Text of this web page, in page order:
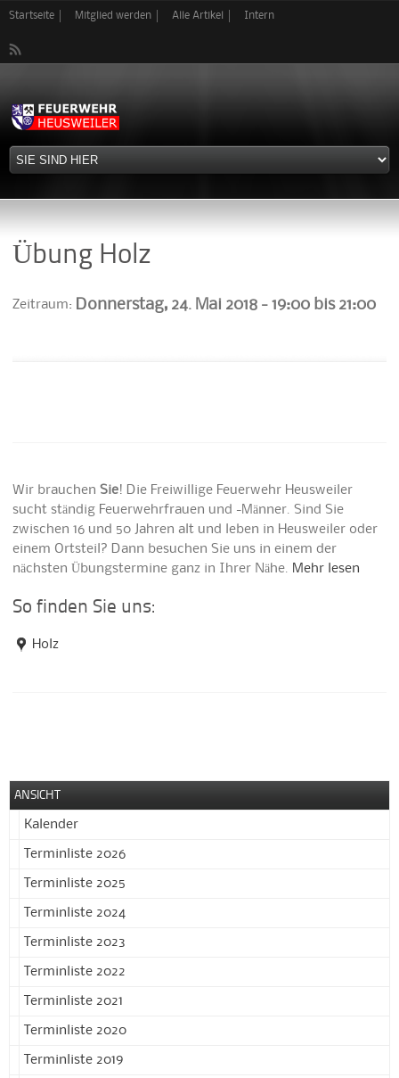
Direkt
Startseite Mitglied werden Alle Artikel Intern
Übung Holz
Zeitraum: Donnerstag, 24. Mai 2018 -19:00 bis 21:00
Wir brauchenSie! Die Freiwillige Feuerwehr Heusweiler
sucht ständig Feuerwehrfrauen und -Männer. Sind Sie
zwischen 16 und 50 Jahren alt und leben in Heusweiler oder
einem Ortsteil? Dann besuchen Sie uns in einem der
nächsten Übungstermine ganz in Ihrer Nähe. Mehr lesen
So finden Sie uns:
Holz
ANSICHT
Kalender
Terminliste 2026
Terminliste 2025
Terminliste 2024
Terminliste 2023
Terminliste 2022
Terminliste 2021
Terminliste 2020
Terminliste 2019